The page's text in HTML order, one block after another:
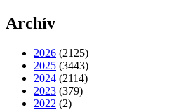
Archív
2026 (2125)
2025 (3443)
2024 (2114)
2023 (379)
2022 (2)